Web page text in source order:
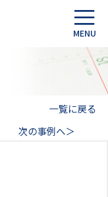
一覧に戻る
次の事例へ＞